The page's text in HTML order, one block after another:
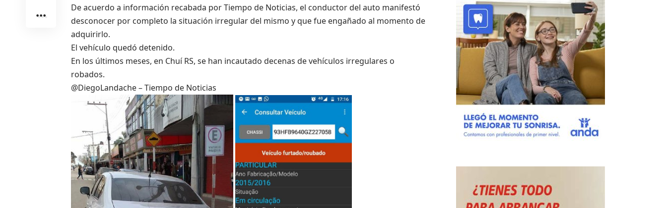
De acuerdo a información recabada por Tiempo de Noticias, el conductor del auto manifestó
desconocer por completo la situación irregular del mismo y que fue engañado al momento de
adquirirlo.
El vehículo quedó detenido.
En los últimos meses, en Chuí RS, se han incautado decenas de vehículos irregulares o
robados.
@DiegoLandache – Tiempo de Noticias